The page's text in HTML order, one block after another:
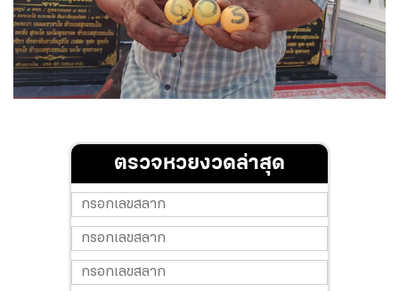
ตรวจหวยงวดล่าสุด